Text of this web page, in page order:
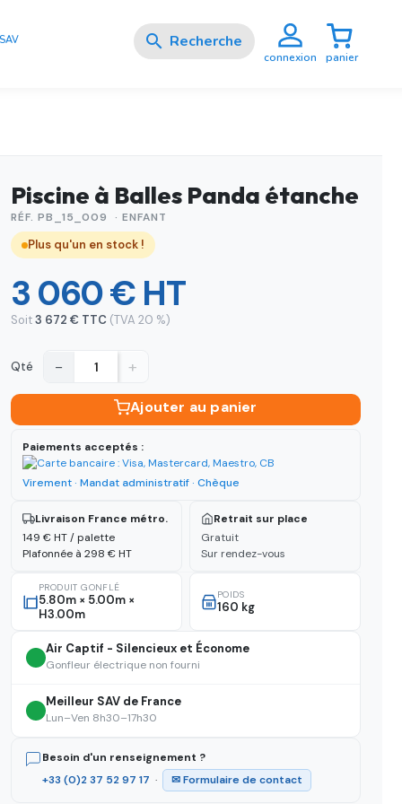

connexion panier
Piscine à Balles Panda étanche
RÉF. PB_15_009 · ENFANT
Plus qu'un en stock !
3 060 € HT
Soit3 672 € TTC (TVA 20 %)
Qté − +
Ajouter au panier
Paiements acceptés :
Virement · Mandat administratif · Chèque
Livraison France métro.
149 € HT / palette
Plafonnée à 298 € HT
Retrait sur place
Gratuit
Sur rendez-vous
PRODUIT GONFLÉ
5.80m × 5.00m ×
H3.00m
POIDS
160 kg
Air Captif - Silencieux et Économe
Gonfleur électrique non fourni
Meilleur SAV de France
Lun–Ven 8h30–17h30
Besoin d'un renseignement ?
+33 (0)2 37 52 97 17 · ✉ Formulaire de contact